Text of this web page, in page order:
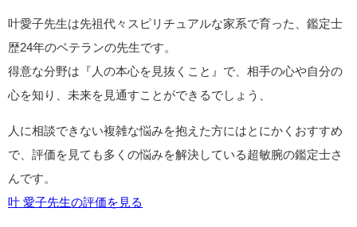
叶愛子先生は先祖代々スピリチュアルな家系で育った、鑑定士
歴24年のベテランの先生です。
得意な分野は『人の本心を見抜くこと』で、相手の心や自分の
心を知り、未来を見通すことができるでしょう、
人に相談できない複雑な悩みを抱えた方にはとにかくおすすめ
で、評価を見ても多くの悩みを解決している超敏腕の鑑定士さ
んです。
叶 愛子先生の評価を見る